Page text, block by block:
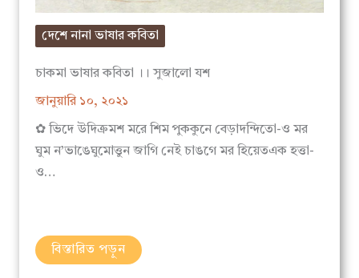
দেশে নানা ভাষার কবিতা
জানুয়ারি ১০, ২০২১
✿ ভিদে উদিক্রমশ মরে শিম পুককুনে বেড়াদন্দিতো-ও মর
ঘুম ন’ভাঙেঘুমোত্তুন জাগি নেই চাঙগে মর হিয়েতএক হত্তা-
ও…